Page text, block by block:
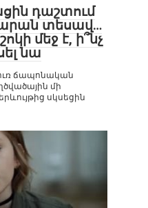
դաշտում
տեսավ…
մեջ է, ի՞նչ
նա
ճապոնական
մի
սկսեցին